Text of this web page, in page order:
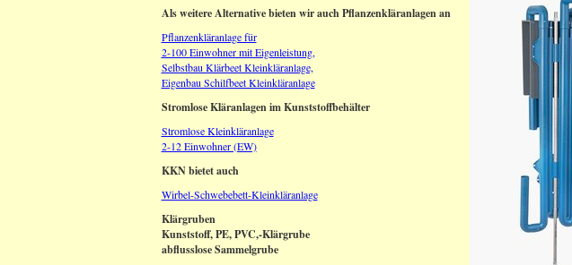
Als weitere Alternative bieten wir auch Pflanzenkläranlagen an
Pflanzenkläranlage für
2-100 Einwohner mit Eigenleistung,
Selbstbau Klärbeet Kleinkläranlage,
Eigenbau Schilfbeet Kleinkläranlage
Stromlose Kläranlagen im Kunststoffbehälter
Stromlose Kleinkläranlage
2-12 Einwohner (EW)
KKN bietet auch
Wirbel-Schwebebett-Kleinkläranlage
Klärgruben
Kunststoff, PE, PVC,-Klärgrube
abflusslose Sammelgrube